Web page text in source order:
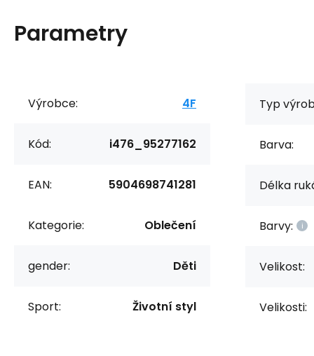
Parametry
Výrobce: 4F
Kód: i476_95277162
EAN: 5904698741281
Kategorie: Oblečení
gender: Děti
Sport: Životní styl
Typ
Barva:
Délka
Barvy:
Velikost:
Velikosti: